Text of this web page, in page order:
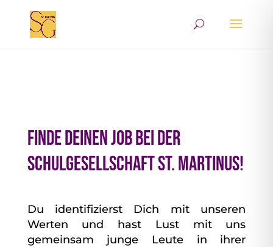
Finde Deinen Job bei der
Schulgesellschaft St. Martinus!
Du identifizierst Dich mit unseren
Werten und hast Lust mit uns
gemeinsam junge Leute in ihrer